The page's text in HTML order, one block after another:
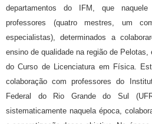
departamentos do IFM, que
professores (quatro mestres, um
especialistas), determinados a
ensino de qualidade na região de
do Curso de Licenciatura em Física.
colaboração com professores do
Federal do Rio Grande do Sul
sistematicamente naquela época,